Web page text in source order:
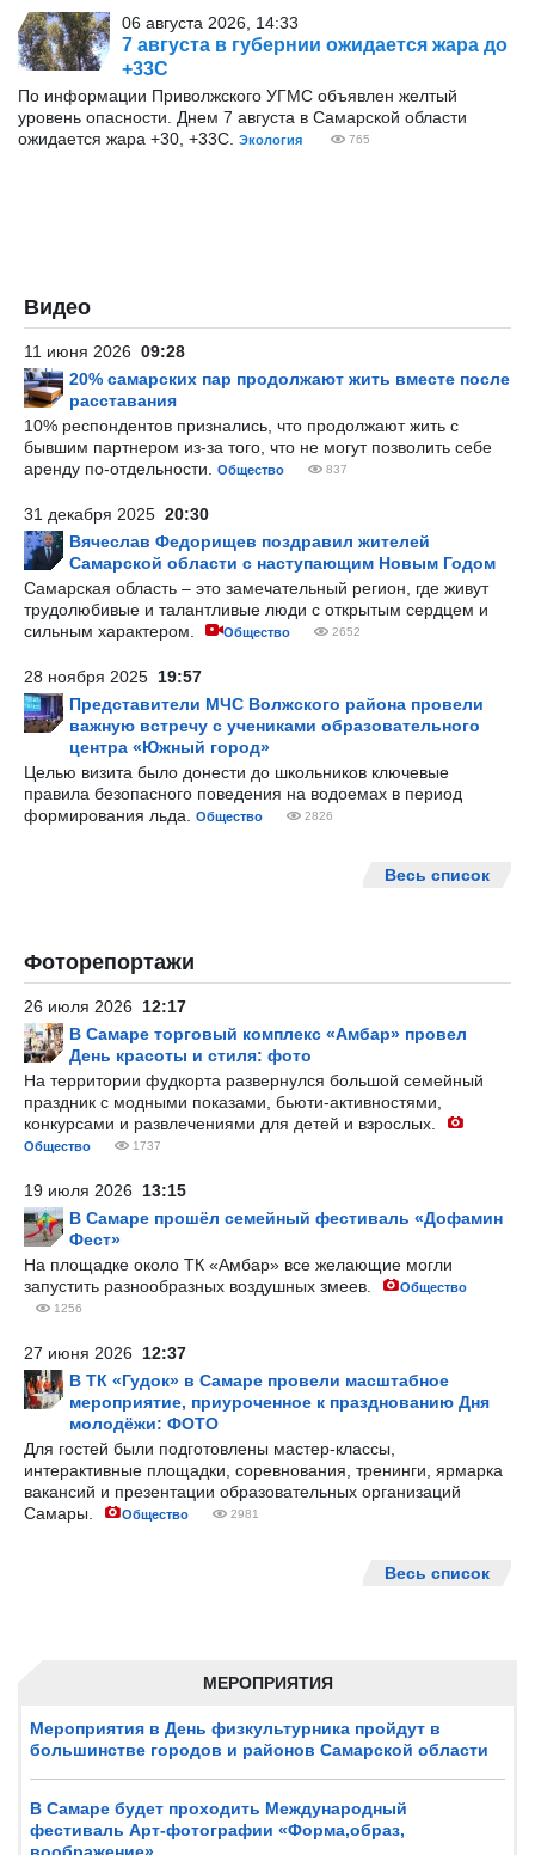
МЕРОПРИЯТИЯ
Мероприятия в День физкультурника пройдут в
большинстве городов и районов Самарской области
В Самаре будет проходить Международный
фестиваль Арт-фотографии «Форма,образ,
06 августа 2026, 14:33
7 августа в губернии ожидается жара до
+33С
По информации Приволжского УГМС объявлен желтый
уровень опасности. Днем 7 августа в Самарской области
ожидается жара +30, +33С.
Экология 765
Видео
11 июня 2026 09:28
20% самарских пар продолжают жить вместе после
расставания
10% респондентов признались, что продолжают жить с
бывшим партнером из-за того, что не могут позволить себе
аренду по-отдельности.
Общество 837
31 декабря 2025 20:30
Вячеслав Федорищев поздравил жителей
Самарской области с наступающим Новым Годом
Самарская область – это замечательный регион, где живут
трудолюбивые и талантливые люди с открытым сердцем и
сильным характером.
Общество 2652
28 ноября 2025 19:57
Представители МЧС Волжского района провели
важную встречу с учениками образовательного
центра «Южный город»
Целью визита было донести до школьников ключевые
правила безопасного поведения на водоемах в период
формирования льда.
Общество 2826
Весь список
Фоторепортажи
26 июля 2026 12:17
В Самаре торговый комплекс «Амбар» провел
День красоты и стиля: фото
На территории фудкорта развернулся большой семейный
праздник с модными показами, бьюти-активностями,
конкурсами и развлечениями для детей и взрослых.
Общество 1737
19 июля 2026 13:15
В Самаре прошёл семейный фестиваль «Дофамин
Фест»
На площадке около ТК «Амбар» все желающие могли
запустить разнообразных воздушных змеев.
Общество
1256
27 июня 2026 12:37
В ТК «Гудок» в Самаре провели масштабное
мероприятие, приуроченное к празднованию Дня
молодёжи: ФОТО
Для гостей были подготовлены мастер-классы,
интерактивные площадки, соревнования, тренинги, ярмарка
вакансий и презентации образовательных организаций
Самары.
Общество 2981
Весь список